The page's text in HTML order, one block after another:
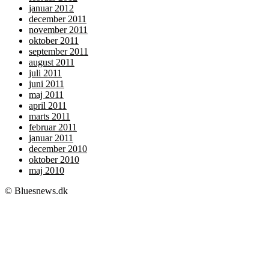
januar 2012
december 2011
november 2011
oktober 2011
september 2011
august 2011
juli 2011
juni 2011
maj 2011
april 2011
marts 2011
februar 2011
januar 2011
december 2010
oktober 2010
maj 2010
© Bluesnews.dk